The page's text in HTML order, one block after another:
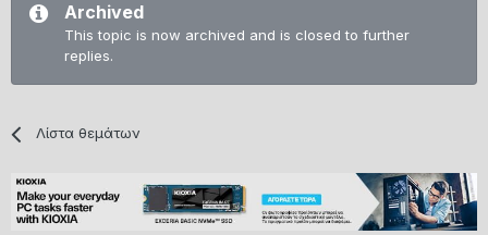
Archived
This topic is now archived and is closed to further
replies.
Λίστα θεμάτων